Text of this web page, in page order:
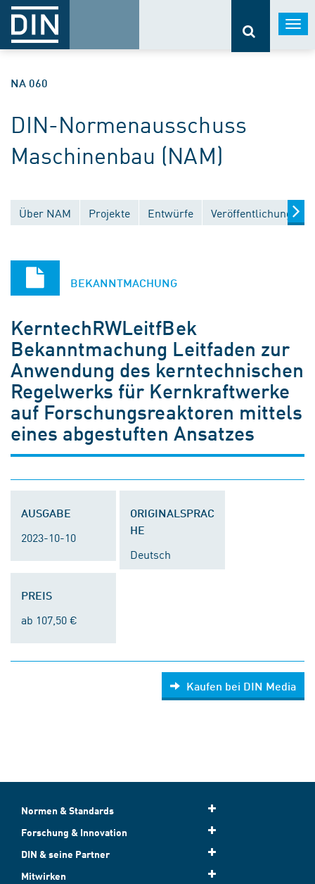
NA 060
DIN-Normenausschuss
Maschinenbau (NAM)
Über NAM Projekte Entwürfe Veröffentlichungen
BEKANNTMACHUNG
KerntechRWLeitfBek
Bekanntmachung Leitfaden zur
Anwendung des kerntechnischen
Regelwerks für Kernkraftwerke
auf Forschungsreaktoren mittels
eines abgestuften Ansatzes
AUSGABE
2023-10-10
ORIGINALSPRAC
HE
Deutsch
PREIS
ab 107,50 €
Kaufen bei DIN Media
Normen & Standards
Forschung & Innovation
DIN & seine Partner
Mitwirken